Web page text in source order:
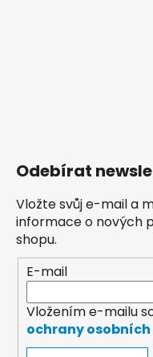
Odebírat
Vložte svůj e-mail a
informace o nových
shopu.
E-mail
Vložením e-mailu
ochrany